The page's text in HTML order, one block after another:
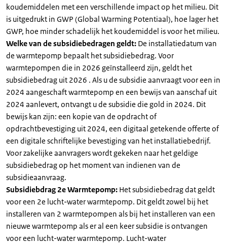
koudemiddelen met een verschillende impact op het milieu. Dit
is uitgedrukt in GWP (Global Warming Potentiaal), hoe lager het
GWP, hoe minder schadelijk het koudemiddel is voor het milieu.
Welke van de subsidiebedragen geldt: De installatiedatum van
de warmtepomp bepaalt het subsidiebedrag. Voor
warmtepompen die in 2026 geïnstalleerd zijn, geldt het
subsidiebedrag uit 2026 . Als u de subsidie aanvraagt voor een in
2024 aangeschaft warmtepomp en een bewijs van aanschaf uit
2024 aanlevert, ontvangt u de subsidie die gold in 2024. Dit
bewijs kan zijn: een kopie van de opdracht of
opdrachtbevestiging uit 2024, een digitaal getekende offerte of
een digitale schriftelijke bevestiging van het installatiebedrijf.
Voor zakelijke aanvragers wordt gekeken naar het geldige
subsidiebedrag op het moment van indienen van de
subsidieaanvraag.
Subsidiebdrag 2e Warmtepomp: Het subsidiebedrag dat geldt
voor een 2e lucht-water warmtepomp. Dit geldt zowel bij het
installeren van 2 warmtepompen als bij het installeren van een
nieuwe warmtepomp als er al een keer subsidie is ontvangen
voor een lucht-water warmtepomp. Lucht-water